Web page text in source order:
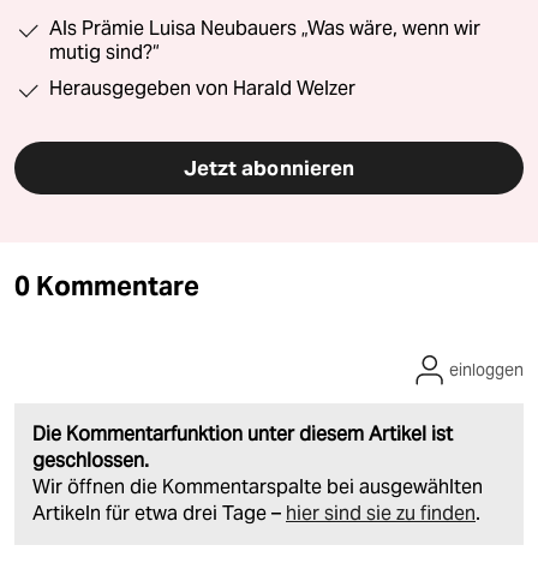
Als Prämie Luisa Neubauers „Was wäre, wenn wir
mutig sind?“
Herausgegeben von Harald Welzer
Jetzt abonnieren
0 Kommentare
Die Kommentarfunktion unter diesem Artikel ist
geschlossen.
Wir öffnen die Kommentarspalte bei ausgewählten
Artikeln für etwa drei Tage – hier sind sie zu finden.
einloggen